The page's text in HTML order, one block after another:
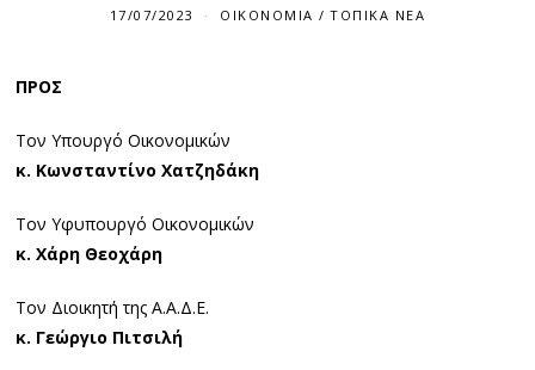
17/07/2023 ΟΙΚΟΝΟΜΊΑ / ΤΟΠΙΚΆ ΝΈΑ
ΠΡΟΣ
Τον Υπουργό Οικονομικών
κ. Κωνσταντίνο Χατζηδάκη
Τον Υφυπουργό Οικονομικών
κ. Χάρη Θεοχάρη
Tον Διοικητή της Α.Α.Δ.Ε.
κ. Γεώργιο Πιτσιλή